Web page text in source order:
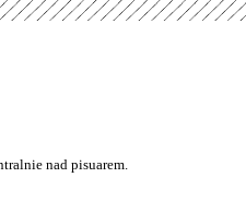
nad pisuarem.